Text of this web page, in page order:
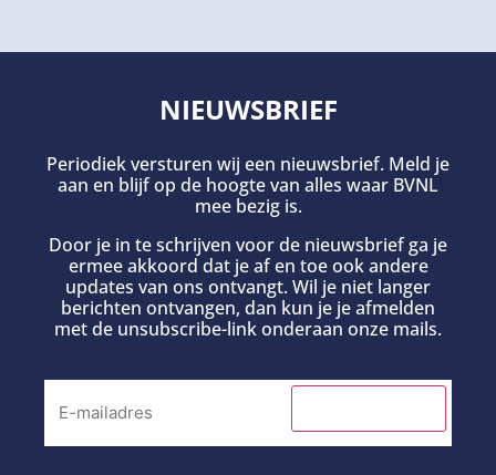
NIEUWSBRIEF
Periodiek versturen wij een nieuwsbrief. Meld je
aan en blijf op de hoogte van alles waar BVNL
mee bezig is.
Door je in te schrijven voor de nieuwsbrief ga je
ermee akkoord dat je af en toe ook andere
updates van ons ontvangt. Wil je niet langer
berichten ontvangen, dan kun je je afmelden
met de unsubscribe-link onderaan onze mails.